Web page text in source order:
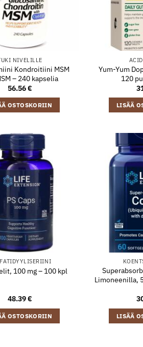
NIVELILLE
Kondroitiini MSM
– 240 kapselia
56.56€
OSTOSKORIIN
Yum-Yum
120
LISÄÄ
100 mg – 100 kpl
48.39€
OSTOSKORIIN
Limoneenilla,
LISÄÄ